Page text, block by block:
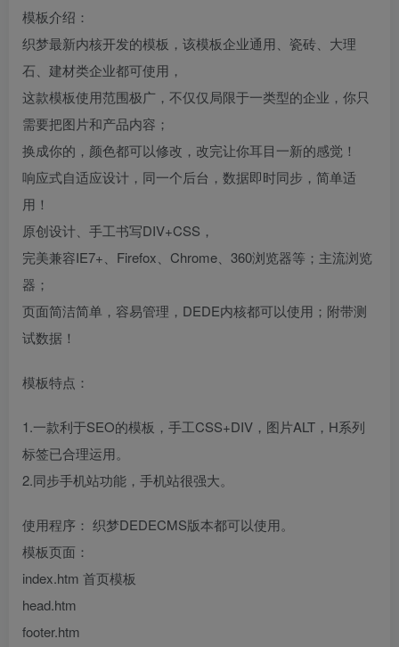
模板介绍：
织梦最新内核开发的模板，该模板企业通用、瓷砖、大理
石、建材类企业都可使用，
这款模板使用范围极广，不仅仅局限于一类型的企业，你只
需要把图片和产品内容；
换成你的，颜色都可以修改，改完让你耳目一新的感觉！
响应式自适应设计，同一个后台，数据即时同步，简单适
用！
原创设计、手工书写DIV+CSS，
完美兼容IE7+、Firefox、Chrome、360浏览器等；主流浏览
器；
页面简洁简单，容易管理，DEDE内核都可以使用；附带测
试数据！
模板特点：
1.一款利于SEO的模板，手工CSS+DIV，图片ALT，H系列
标签已合理运用。
2.同步手机站功能，手机站很强大。
使用程序： 织梦DEDECMS版本都可以使用。
模板页面：
index.htm 首页模板
head.htm
footer.htm